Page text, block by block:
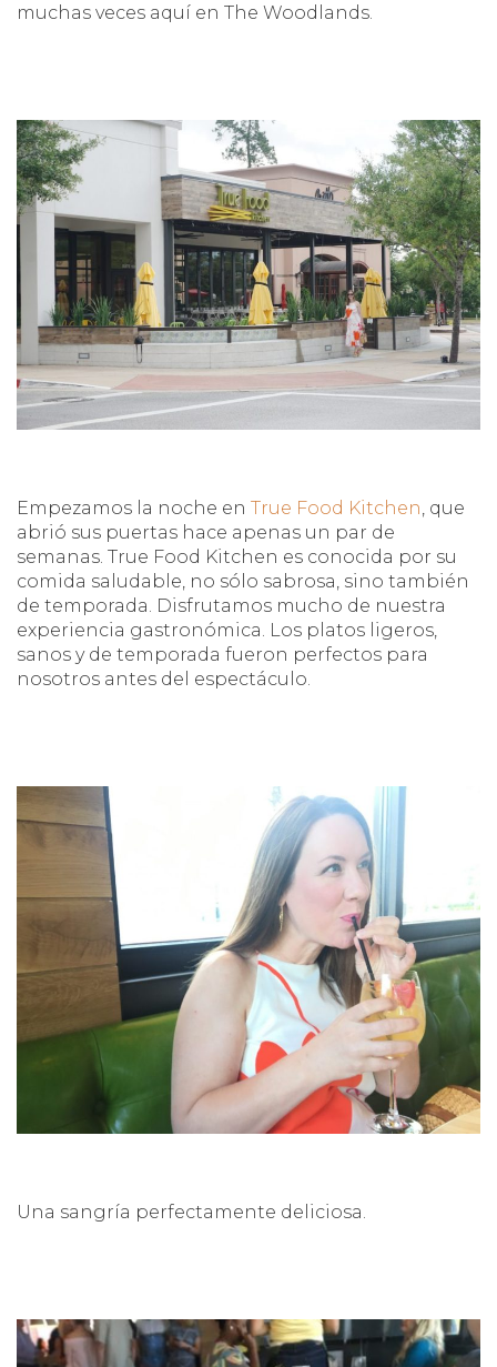
muchas veces aquí en The Woodlands.
Empezamos la noche en True Food Kitchen , que
abrió sus puertas hace apenas un par de
semanas. True Food Kitchen es conocida por su
comida saludable, no sólo sabrosa, sino también
de temporada. Disfrutamos mucho de nuestra
experiencia gastronómica. Los platos ligeros,
sanos y de temporada fueron perfectos para
nosotros antes del espectáculo.
Una sangría perfectamente deliciosa.